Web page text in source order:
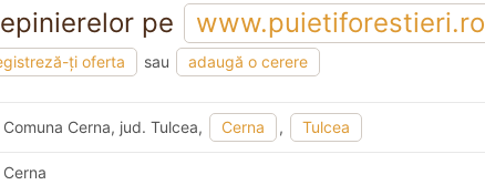
Vezi toate ofertele pepinierelor pe
www.puietiforestieri.ro
ți oferta sau
adaugă o cerere
Comuna Cerna, jud. Tulcea, Cerna , Tulcea
Cerna